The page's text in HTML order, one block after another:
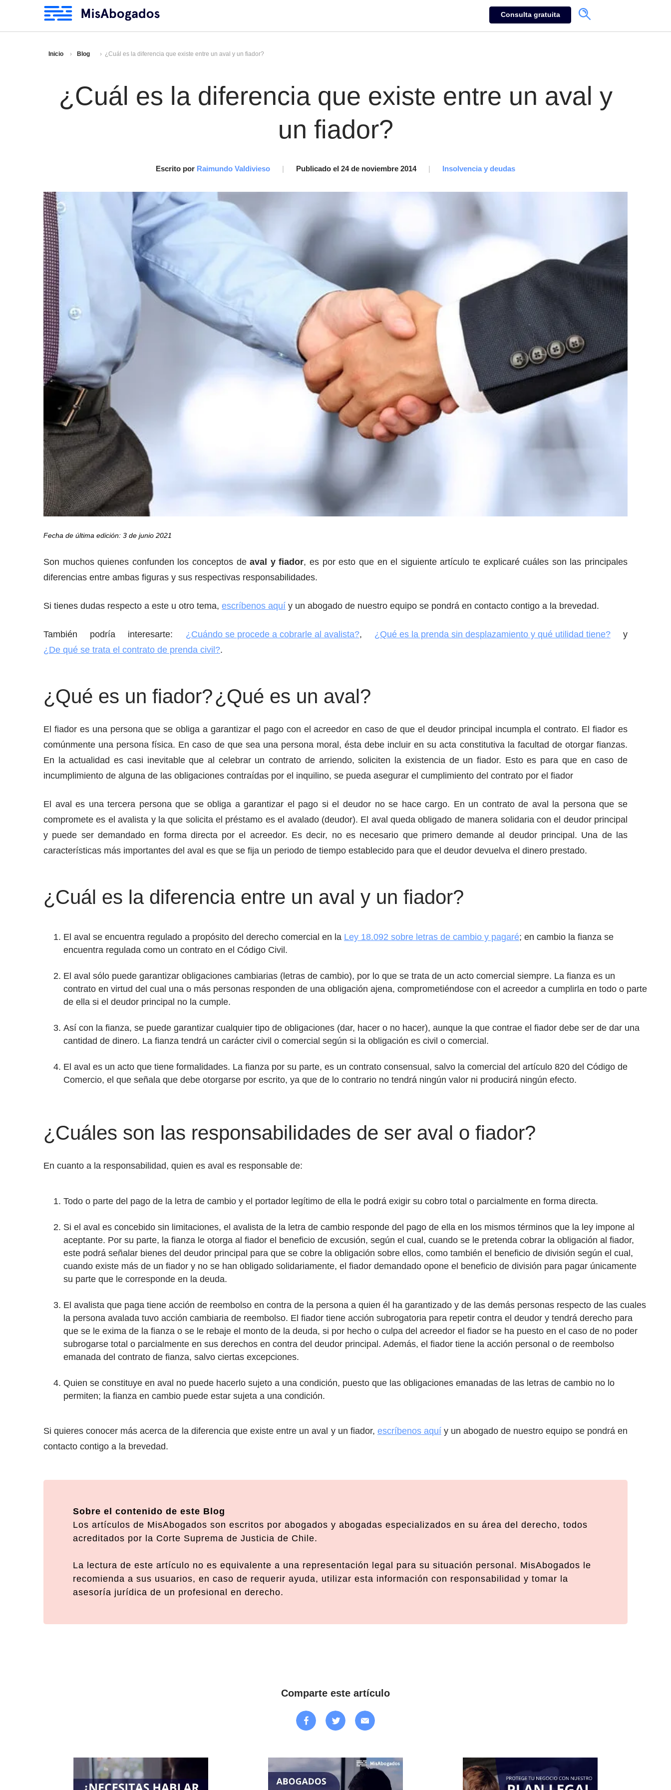
Consulta gratuita
Inicio Blog ¿Cuál es la diferencia que existe entre un aval y un fiador?
¿Cuál es la diferencia que existe entre un aval y
un fiador?
Escrito por Raimundo Valdivieso | Publicado el 24 de noviembre 2014 | Insolvencia y deudas
Fecha de última edición: 3 de junio 2021
Son muchos quienes confunden los conceptos deaval y fiador, es por esto que en el siguiente artículo te explicaré cuáles son las principales
diferencias entre ambas figuras y sus respectivas responsabilidades.
Si tienes dudas respecto a este u otro tema, escríbenos aquí y un abogado de nuestro equipo se pondrá en contacto contigo a la brevedad.
También podría interesarte: ¿Cuándo se procede a cobrarle al avalista?, ¿Qué es la prenda sin desplazamiento y qué utilidad tiene?y
¿De qué se trata el contrato de prenda civil?.
¿Qué es un fiador?
El fiador es una persona que se obliga a garantizar el pago con el acreedor en caso de que el deudor principal incumpla el contrato. El fiador es
comúnmente una persona física. En caso de que sea una persona moral, ésta debe incluir en su acta constitutiva la facultad de otorgar fianzas.
En la actualidad es casi inevitable que al celebrar un contrato de arriendo, soliciten la existencia de un fiador. Esto es para que en caso de
incumplimiento de alguna de las obligaciones contraídas por el inquilino, se pueda asegurar el cumplimiento del contrato por el fiador
¿Qué es un aval?
El aval es una tercera persona que se obliga a garantizar el pago si el deudor no se hace cargo. En un contrato de aval la persona que se
compromete es el avalista y la que solicita el préstamo es el avalado (deudor). El aval queda obligado de manera solidaria con el deudor principal
y puede ser demandado en forma directa por el acreedor. Es decir, no es necesario que primero demande al deudor principal. Una de las
características más importantes del aval es que se fija un periodo de tiempo establecido para que el deudor devuelva el dinero prestado.
¿Cuál es la diferencia entre un aval y un fiador?
El aval se encuentra regulado a propósito del derecho comercial en la Ley 18.092 sobre letras de cambio y pagaré; en cambio la fianza se
encuentra regulada como un contrato en el Código Civil.
El aval sólo puede garantizar obligaciones cambiarias (letras de cambio), por lo que se trata de un acto comercial siempre. La fianza es un
contrato en virtud del cual una o más personas responden de una obligación ajena, comprometiéndose con el acreedor a cumplirla en todo o parte
de ella si el deudor principal no la cumple.
Así con la fianza, se puede garantizar cualquier tipo de obligaciones (dar, hacer o no hacer), aunque la que contrae el fiador debe ser de dar una
cantidad de dinero. La fianza tendrá un carácter civil o comercial según si la obligación es civil o comercial.
El aval es un acto que tiene formalidades. La fianza por su parte, es un contrato consensual, salvo la comercial del artículo 820 del Código de
Comercio, el que señala que debe otorgarse por escrito, ya que de lo contrario no tendrá ningún valor ni producirá ningún efecto.
¿Cuáles son las responsabilidades de ser aval o fiador?
En cuanto a la responsabilidad, quien es aval es responsable de:
Todo o parte del pago de la letra de cambio y el portador legítimo de ella le podrá exigir su cobro total o parcialmente en forma directa.
Si el aval es concebido sin limitaciones, el avalista de la letra de cambio responde del pago de ella en los mismos términos que la ley impone al
aceptante. Por su parte, la fianza le otorga al fiador el beneficio de excusión, según el cual, cuando se le pretenda cobrar la obligación al fiador,
este podrá señalar bienes del deudor principal para que se cobre la obligación sobre ellos, como también el beneficio de división según el cual,
cuando existe más de un fiador y no se han obligado solidariamente, el fiador demandado opone el beneficio de división para pagar únicamente
su parte que le corresponde en la deuda.
El avalista que paga tiene acción de reembolso en contra de la persona a quien él ha garantizado y de las demás personas respecto de las cuales
la persona avalada tuvo acción cambiaria de reembolso. El fiador tiene acción subrogatoria para repetir contra el deudor y tendrá derecho para
que se le exima de la fianza o se le rebaje el monto de la deuda, si por hecho o culpa del acreedor el fiador se ha puesto en el caso de no poder
subrogarse total o parcialmente en sus derechos en contra del deudor principal. Además, el fiador tiene la acción personal o de reembolso
emanada del contrato de fianza, salvo ciertas excepciones.
Quien se constituye en aval no puede hacerlo sujeto a una condición, puesto que las obligaciones emanadas de las letras de cambio no lo
permiten; la fianza en cambio puede estar sujeta a una condición.
Si quieres conocer más acerca de la diferencia que existe entre un aval y un fiador, escríbenos aquí y un abogado de nuestro equipo se pondrá en
contacto contigo a la brevedad.
Sobre el contenido de este Blog
Los artículos de MisAbogados son escritos por abogados y abogadas especializados en su área del derecho, todos
acreditados por la Corte Suprema de Justicia de Chile.
La lectura de este artículo no es equivalente a una representación legal para su situación personal. MisAbogados le
recomienda a sus usuarios, en caso de requerir ayuda, utilizar esta información con responsabilidad y tomar la
asesoría jurídica de un profesional en derecho.
Comparte este artículo